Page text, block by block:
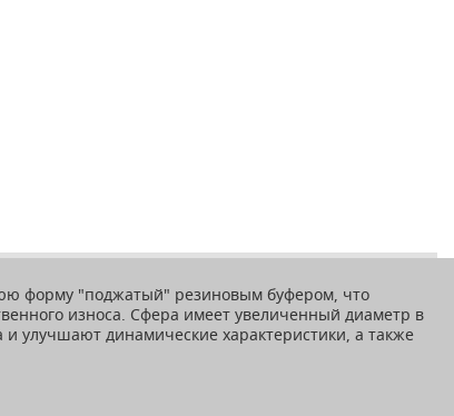
форму "поджатый" резиновым буфером, что
износа. Сфера имеет увеличенный диаметр в
улучшают динамические характеристики, а также